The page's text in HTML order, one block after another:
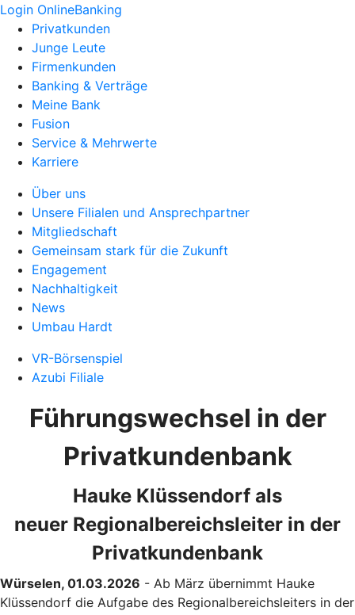
Login OnlineBanking
Privatkunden
Junge Leute
Firmenkunden
Banking & Verträge
Meine Bank
Fusion
Service & Mehrwerte
Karriere
Über uns
Unsere Filialen und Ansprechpartner
Mitgliedschaft
Gemeinsam stark für die Zukunft
Engagement
Nachhaltigkeit
News
Umbau Hardt
VR-Börsenspiel
Azubi Filiale
Führungswechsel in der
Privatkundenbank
Hauke Klüssendorf als
neuer Regionalbereichsleiter in der
Privatkundenbank
Würselen, 01.03.2026 - Ab März übernimmt Hauke
Klüssendorf die Aufgabe des Regionalbereichsleiters in der